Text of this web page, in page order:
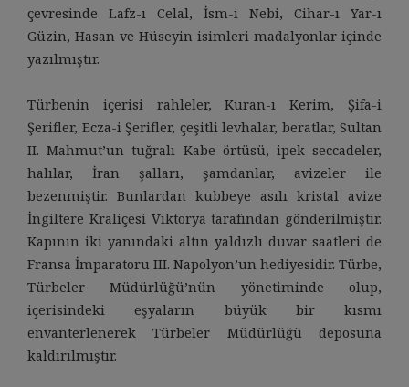
çevresinde Lafz-ı Celal, İsm-i Nebi, Cihar-ı Yar-ı
Güzin, Hasan ve Hüseyin isimleri madalyonlar içinde
yazılmıştır.
Türbenin içerisi rahleler, Kuran-ı Kerim, Şifa-i
Şerifler, Ecza-i Şerifler, çeşitli levhalar, beratlar, Sultan
II. Mahmut’un tuğralı Kabe örtüsü, ipek seccadeler,
halılar, İran şalları, şamdanlar, avizeler ile
bezenmiştir. Bunlardan kubbeye asılı kristal avize
İngiltere Kraliçesi Viktorya tarafından gönderilmiştir.
Kapının iki yanındaki altın yaldızlı duvar saatleri de
Fransa İmparatoru III. Napolyon’un hediyesidir. Türbe,
Türbeler Müdürlüğü’nün yönetiminde olup,
içerisindeki eşyaların büyük bir kısmı
envanterlenerek Türbeler Müdürlüğü deposuna
kaldırılmıştır.